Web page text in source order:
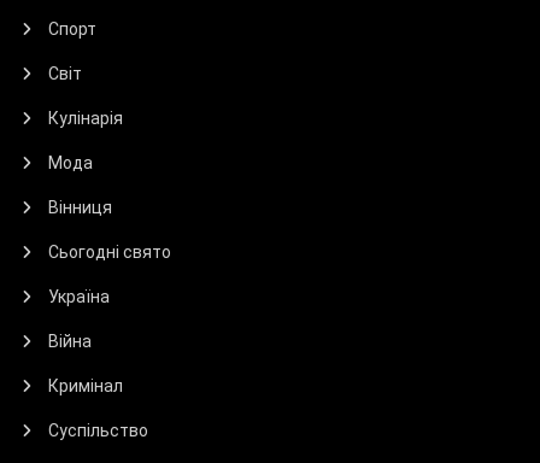
Спорт
Світ
Кулінарія
Мода
Вінниця
Сьогодні свято
Україна
Війна
Кримінал
Суспільство